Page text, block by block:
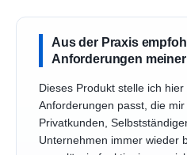
Aus der Praxis
Anforderungen
Dieses Produkt stelle ich hier
Anforderungen passt, die
Privatkunden,
Unternehmen immer wieder